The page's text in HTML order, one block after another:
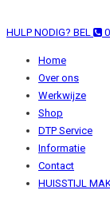
HULP NODIG? BEL
Home
Over ons
Werkwijze
Shop
DTP Service
Informatie
Contact
HUISSTIJL